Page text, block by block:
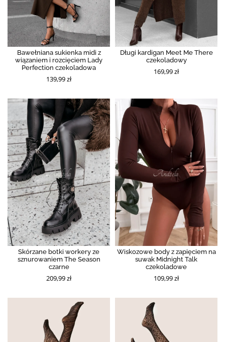
Bawełniana sukienka midi z
wiązaniem i rozcięciem Lady
Perfection czekoladowa
139,99 zł
Długi kardigan Meet Me There
czekoladowy
169,99 zł
Skórzane botki workery ze
sznurowaniem The Season
czarne
209,99 zł
Wiskozowe body z zapięciem na
suwak Midnight Talk
czekoladowe
109,99 zł